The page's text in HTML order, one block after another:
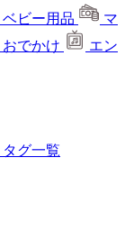
ベビー用品
マ
おでかけ
エン
タグ一覧